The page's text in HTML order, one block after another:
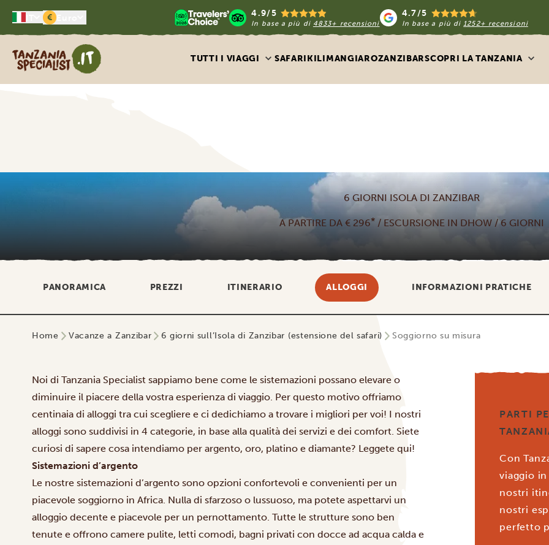
€ 4.9/5
In base a più di 4833+ recensioni
4.7/5
In base a più di1252+ recensioni
Tanzania Specialist
TUTTI I VIAGGI SAFARIKILIMANGIAROZANZIBARSCOPRI LA TANZANIA
6 GIORNI ISOLA DI ZANZIBAR
A PARTIRE DA € 296* / ESCURSIONE IN DHOW / 6 GIORNI
PANORAMICA PREZZI ITINERARIO ALLOGGI INFORMAZIONI PRATICHE
Home Vacanze a Zanzibar 6 giorni sull’Isola di Zanzibar (estensione del safari) Soggiorno su misura
Noi di Tanzania Specialist sappiamo bene come le sistemazioni possano elevare o
diminuire il piacere della vostra esperienza di viaggio. Per questo motivo offriamo
centinaia di alloggi tra cui scegliere e ci dedichiamo a trovare i migliori per voi! I nostri
alloggi sono suddivisi in 4 categorie, in base alla qualità dei servizi e dei comfort. Siete
curiosi di sapere cosa intendiamo per argento, oro, platino e diamante? Leggete qui!
Sistemazioni d’argento
Le nostre sistemazioni d’argento sono opzioni confortevoli e convenienti per un
piacevole soggiorno in Africa. Nulla di sfarzoso o lussuoso, ma potete aspettarvi un
alloggio decente e piacevole per un pernottamento. Tutte le strutture sono ben
tenute e offrono camere pulite, letti comodi, bagni privati con docce ad acqua calda e
PARTI
Con
viaggio
nostri
nostri
perfetto